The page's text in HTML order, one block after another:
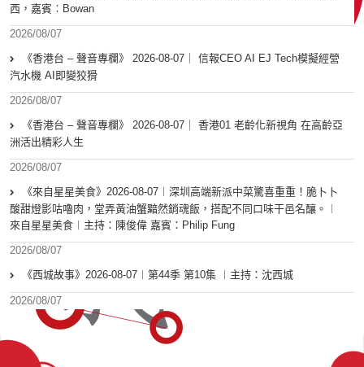
西，嘉賓︰Bowan
2026/08/07
《香港台 – 聲音專欄》 2026-08-07｜ 信報CEO AI EJ Tech模擬經營
汽水機 AI即變狡猾
2026/08/07
《香港台 – 聲音專欄》 2026-08-07｜ 香港01 老齡化新視角 在高齡亞
洲活出精彩人生
2026/08/07
《來自星星美食》2026-08-07︱深圳高端新派中菜驚喜重重！脆卜卜
酸甜燈影咕嚕肉，堂弄黃油蟹黯然銷魂飯，搭配不同口味干邑名釀。︱
來自星星美食︱主持：陳俊偉 嘉賓：Philip Fung
2026/08/07
《西城故事》2026-08-07︱第44季 第10集 ︱主持：沈西城
2026/08/07